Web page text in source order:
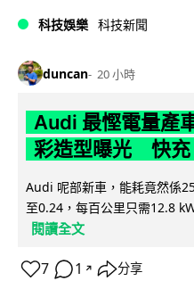
科技娛樂 科技新聞
duncan 20 小時
Audi 最慳電量
彩造型曝光 快充
Audi 呢部新車，能耗竟然係
至0.24，每百公里只需12.8
閱讀全文
7 1 ↗ 分享